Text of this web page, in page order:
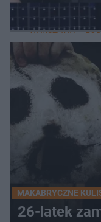
LOKALNE
WARSZAWA
MAKABRYCZNE
26-latek